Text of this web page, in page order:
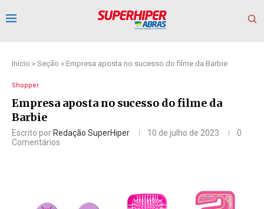
Início » Seção » Empresa aposta no sucesso do filme da Barbie
Shopper
Empresa aposta no sucesso do filme da
Barbie
Escrito porRedação SuperHiper 10 de julho de 2023
0
Comentários